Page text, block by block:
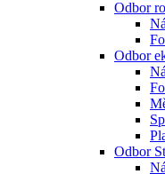
Odbor
Odbor
Odbor